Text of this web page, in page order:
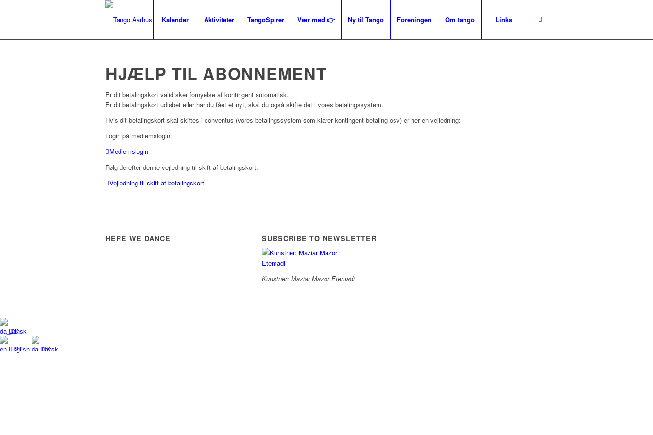
Kalender Aktiviteter TangoSpirer Vær med 👉 Ny til Tango Foreningen Om tango Links
HJÆLP TIL ABONNEMENT
Er dit betalingskort valid sker fornyelse af kontingent automatisk.
Er dit betalingskort udløbet eller har du fået et nyt, skal du også skifte det i vores betalingssystem.
Hvis dit betalingskort skal skiftes i conventus (vores betalingssystem som klarer kontingent betaling osv) er her en vejledning:
Login på medlemslogin:
Medlemslogin
Følg derefter denne vejledning til skift af betalingskort:
Vejledning til skift af betalingskort
HERE WE DANCE SUBSCRIBE TO NEWSLETTER
Kunstner: Maziar Mazor Etemadi
Dansk
English
Dansk